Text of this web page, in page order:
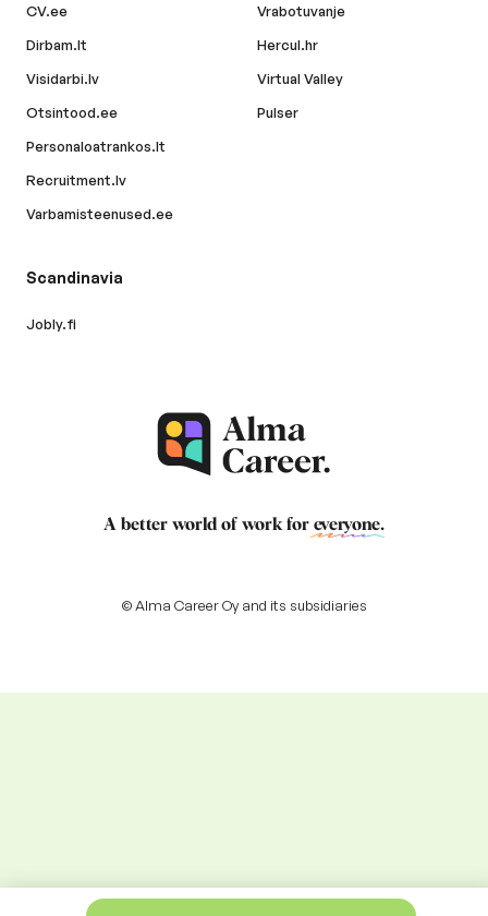
CV.ee
Dirbam.lt
Visidarbi.lv
Otsintood.ee
Personaloatrankos.lt
Recruitment.lv
Varbamisteenused.ee
Vrabotuvanje
Hercul.hr
Virtual Valley
Pulser
Scandinavia
Jobly.fi
A better world of work for everyone.
© Alma Career Oy and its subsidiaries